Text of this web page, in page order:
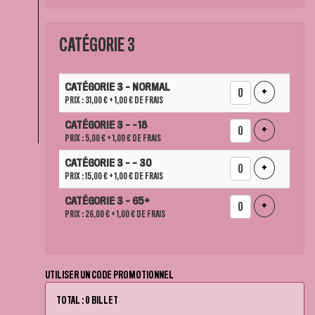
CATÉGORIE 3
NOMBRE
CATÉGORIE 3 - NORMAL
PRIX : 31,00 € + 1,00 € DE FRAIS + AJOUTER
CATÉGORIE 3 - -18
PRIX : 5,00 € + 1,00 € DE FRAIS + AJOUTER
CATÉGORIE 3 - - 30
PRIX : 15,00 € + 1,00 € DE FRAIS + AJOUTER
CATÉGORIE 3 - 65+
PRIX : 26,00 € + 1,00 € DE FRAIS + AJOUTER
UTILISER UN CODE PROMOTIONNEL
TOTAL : 0 BILLET